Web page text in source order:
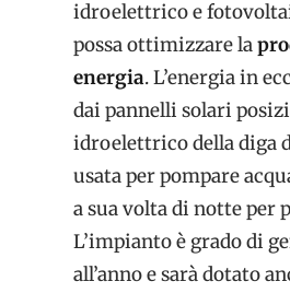
idroelettrico e
possa ottimizzare la
energia. L’energia in
dai pannelli solari
idroelettrico della diga
usata per pompare
a sua volta di notte per
L’impianto è grado di
all’anno e sarà dotato